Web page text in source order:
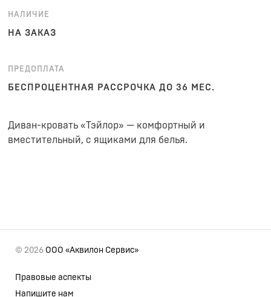
НАЛИЧИЕ
НА ЗАКАЗ
ПРЕДОПЛАТА
БЕСПРОЦЕНТНАЯ РАССРОЧКА ДО 36 МЕС.
Диван-кровать «Тэйлор» — комфортный и
вместительный, с ящиками для белья.
© 2026 ООО «Аквилон Сервис»
Правовые аспекты
Напишите нам